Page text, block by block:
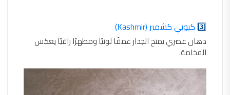
3️⃣كيوبي كشمير (Kashmir)
دهان عصري يمنح الجدار عمقًا لونيًا ومظهرًا راقيًا يعكس
الفخامة.